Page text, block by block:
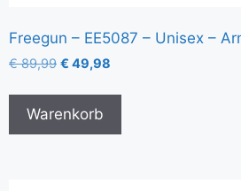
Freegun – EE5087 – Unisex –
€89,99 € 49,98
Warenkorb